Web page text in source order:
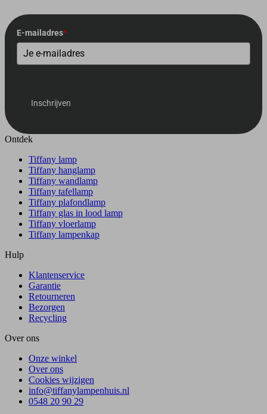
E-mailadres*
Inschrijven
Ontdek
Tiffany lamp
Tiffany hanglamp
Tiffany wandlamp
Tiffany tafellamp
Tiffany plafondlamp
Tiffany glas in lood lamp
Tiffany vloerlamp
Tiffany lampenkap
Hulp
Klantenservice
Garantie
Retourneren
Bezorgen
Recycling
Over ons
Onze winkel
Over ons
Cookies wijzigen
info@tiffanylampenhuis.nl
0548 20 90 29